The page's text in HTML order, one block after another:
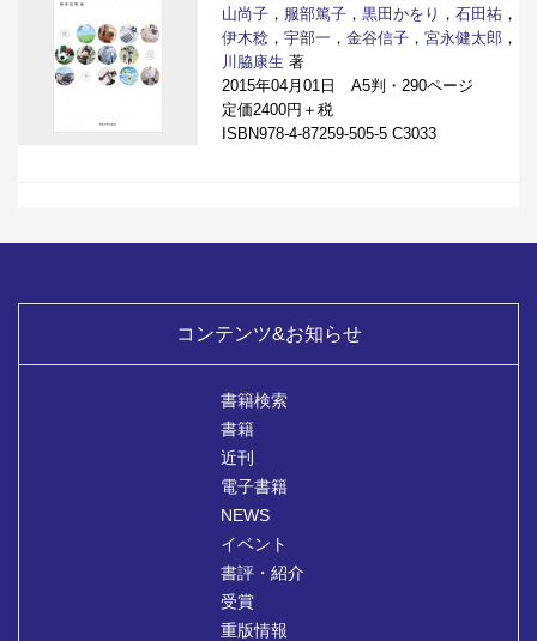
山尚子 ， 服部篤子 ， 黒田かをり ， 石田祐 ，
伊木稔 ， 宇部一 ， 金谷信子 ， 宮永健太郎 ，
川脇康生 著
2015年04月01日 A5判・290ページ
定価2400円＋税
ISBN978-4-87259-505-5 C3033
コンテンツ&お知らせ
書籍検索
書籍
近刊
電子書籍
NEWS
イベント
書評・紹介
受賞
重版情報